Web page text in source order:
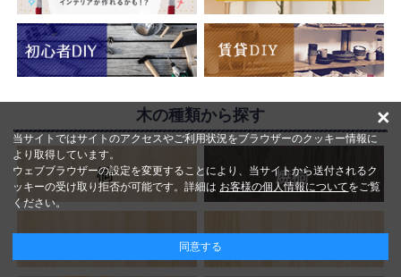
木の種類から探す
当サイトではサイトのアクセスやご利用状況をブラウザーのクッキー情報に
より取得しています。
ウェブブラウザーの設定を変更することにより、当サイトから送付されるク
ッキーの受け取り拒否が可能です。詳細は お客様の個人情報についてをご覧
ください。
同意する
×